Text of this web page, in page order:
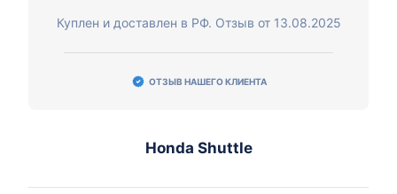
Куплен и доставлен в РФ. Отзыв от 13.08.2025
ОТЗЫВ НАШЕГО КЛИЕНТА
Honda Shuttle